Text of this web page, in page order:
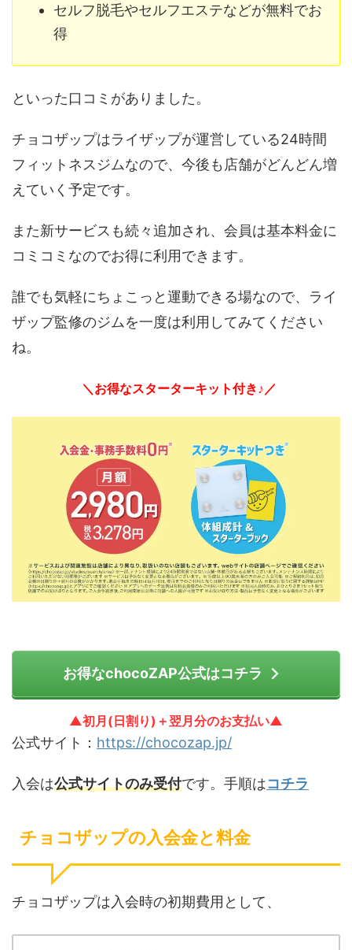
セルフ脱毛やセルフエステなどが無料でお
得
といった口コミがありました。
チョコザップはライザップが運営している24時間
フィットネスジムなので、今後も店舗がどんどん増
えていく予定です。
また新サービスも続々追加され、会員は基本料金に
コミコミなのでお得に利用できます。
誰でも気軽にちょこっと運動できる場なので、ライ
ザップ監修のジムを一度は利用してみてください
ね。
＼お得なスターターキット付き♪／
お得なchocoZAP公式はコチラ
▲初月(日割り)＋翌月分のお支払い▲
公式サイト： https://chocozap.jp/
入会は公式サイトのみ受付です。手順はコチラ
チョコザップの入会金と料金
チョコザップは入会時の初期費用として、